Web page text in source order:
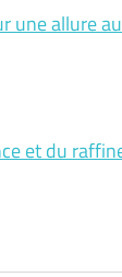
une allure
et du